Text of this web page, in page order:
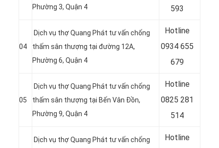
Phường 3, Quận 4
593
04
Dịch vụ thợ Quang Phát tư vấn chống
thấm sân thượng tại đường 12A,
Phường 6, Quận 4
Hotline
0934 655
679
05
Dịch vụ thợ Quang Phát tư vấn chống
thấm sân thượng tại Bến Vân Đồn,
Phường 9, Quận 4
Hotline
0825 281
514
Dịch vụ thợ Quang Phát tư vấn chống
Hotline